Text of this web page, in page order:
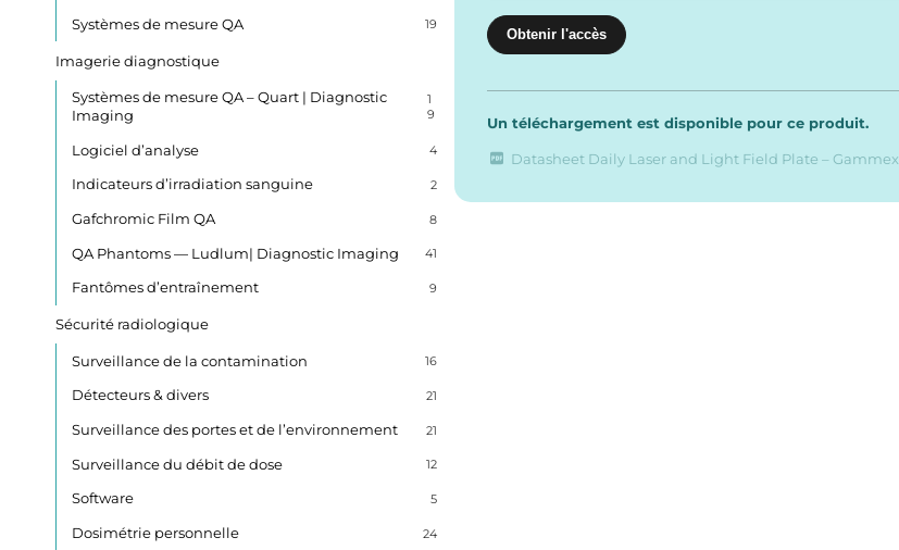
Systèmes de mesure QA 19
Imagerie diagnostique
Systèmes de mesure QA – Quart | Diagnostic
Imaging
1
9
Logiciel d’analyse 4
Indicateurs d’irradiation sanguine 2
Gafchromic Film QA 8
QA Phantoms — Ludlum| Diagnostic Imaging 41
Fantômes d’entraînement 9
Sécurité radiologique
Surveillance de la contamination 16
Détecteurs & divers 21
Surveillance des portes et de l’environnement 21
Surveillance du débit de dose 12
Software 5
Dosimétrie personnelle 24
Un téléchargement est disponible pour ce produit.
Datasheet Daily Laser and Light Field Plate – Gammex